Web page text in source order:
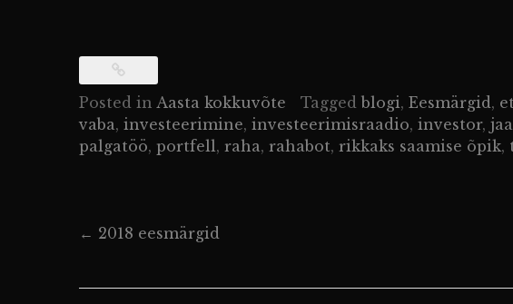
Posted in Aasta kokkuvõte Tagged blogi, Eesmärgid,
vaba, investeerimine, investeerimisraadio, investor,
palgatöö, portfell, raha, rahabot, rikkaks saamise õpik,
Post
← 2018 eesmärgid